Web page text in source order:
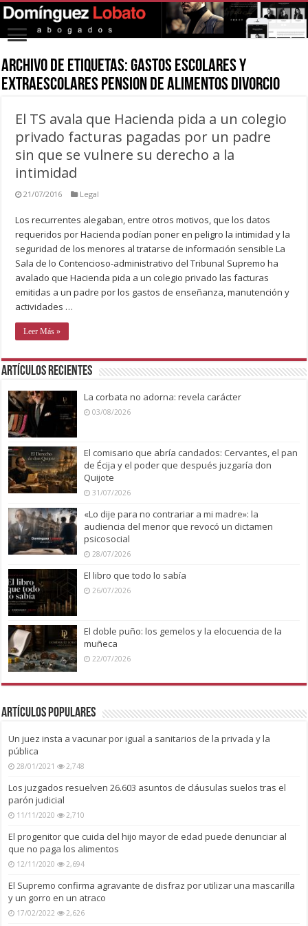
Archivo de Etiquetas:gastos escolares y
extraescolares pension de alimentos divorcio
El TS avala que Hacienda pida a un colegio
privado facturas pagadas por un padre
sin que se vulnere su derecho a la
intimidad
21/07/2016 Legal
Los recurrentes alegaban, entre otros motivos, que los datos
requeridos por Hacienda podían poner en peligro la intimidad y la
seguridad de los menores al tratarse de información sensible La
Sala de lo Contencioso-administrativo del Tribunal Supremo ha
avalado que Hacienda pida a un colegio privado las facturas
emitidas a un padre por los gastos de enseñanza, manutención y
actividades …
Leer Más »
Artículos recientes
La corbata no adorna: revela carácter
03/08/2026
El comisario que abría candados: Cervantes, el pan
de Écija y el poder que después juzgaría don
Quijote
31/07/2026
«Lo dije para no contrariar a mi madre»: la
audiencia del menor que revocó un dictamen
psicosocial
28/07/2026
El libro que todo lo sabía
26/07/2026
El doble puño: los gemelos y la elocuencia de la
muñeca
22/07/2026
Artículos Populares
Un juez insta a vacunar por igual a sanitarios de la privada y la
pública
28/01/2021 2,748
Los juzgados resuelven 26.603 asuntos de cláusulas suelos tras el
parón judicial
11/11/2020 2,710
El progenitor que cuida del hijo mayor de edad puede denunciar al
que no paga los alimentos
12/11/2020 2,694
El Supremo confirma agravante de disfraz por utilizar una mascarilla
y un gorro en un atraco
17/02/2022 2,626